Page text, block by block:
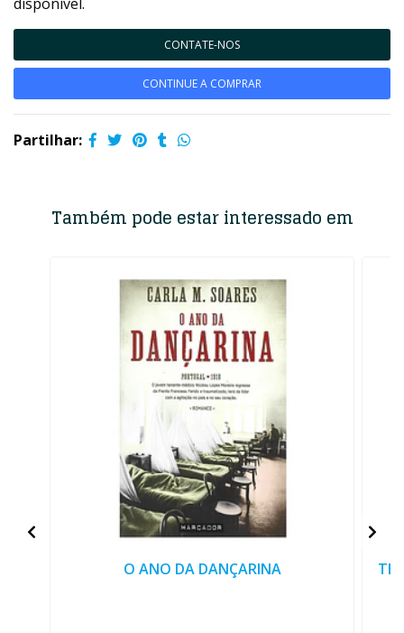
CONTATE-NOS
CONTINUE A COMPRAR
Partilhar:
Também pode estar interessado em
O ANO DA DANÇARINA